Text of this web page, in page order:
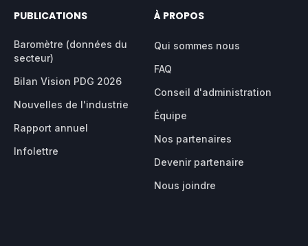
PUBLICATIONS
Baromètre (données du
secteur)
Bilan Vision PDG 2026
Nouvelles de l'industrie
Rapport annuel
Infolettre
À PROPOS
Qui sommes nous
FAQ
Conseil d'administration
Équipe
Nos partenaires
Devenir partenaire
Nous joindre